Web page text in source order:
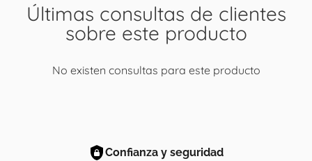
Últimas consultas de clientes
sobre este producto
No existen consultas para este producto
Confianza y seguridad